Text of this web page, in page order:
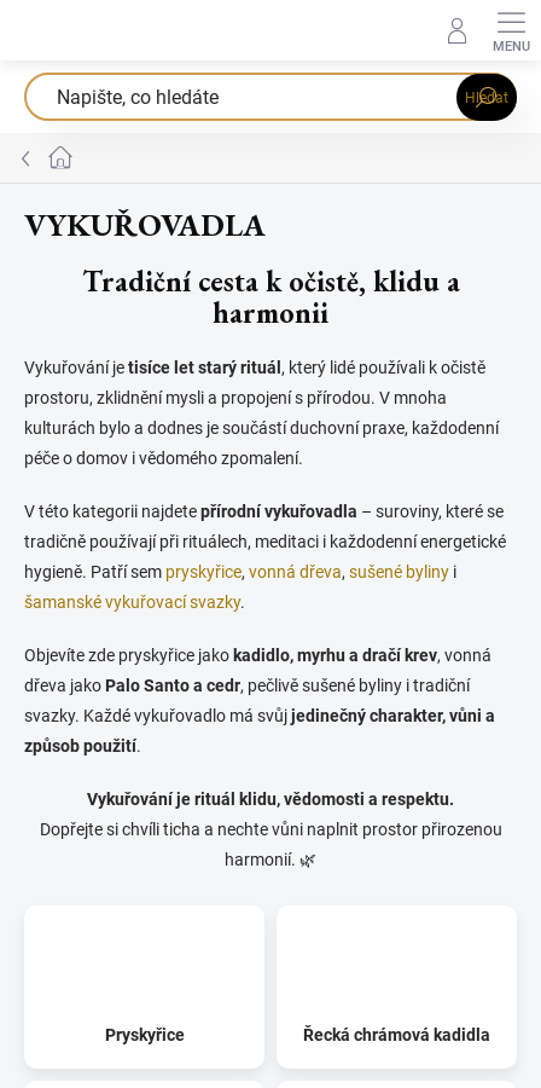
Hledat
Domů
VYKUŘOVADLA
Tradiční cesta k očistě, klidu a
harmonii
Vykuřování jetisíce let starý rituál , který lidé používali k očistě
prostoru, zklidnění mysli a propojení s přírodou. V mnoha
kulturách bylo a dodnes je součástí duchovní praxe, každodenní
péče o domov i vědomého zpomalení.
V této kategorii najdetepřírodní vykuřovadla – suroviny, které se
tradičně používají při rituálech, meditaci i každodenní energetické
hygieně. Patří sem pryskyřice, vonná dřeva, sušené byliny i
šamanské vykuřovací svazky.
Objevíte zde pryskyřice jako kadidlo, myrhu a dračí krev, vonná
dřeva jakoPalo Santo a cedr, pečlivě sušené byliny i tradiční
svazky. Každé vykuřovadlo má svůjjedinečný charakter, vůni a
způsob použití.
Vykuřování je rituál klidu, vědomosti a respektu.
Dopřejte si chvíli ticha a nechte vůni naplnit prostor přirozenou
harmonií. 🌿
Pryskyřice Řecká chrámová kadidla